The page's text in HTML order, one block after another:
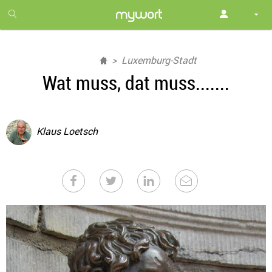
month
free
Luxemburg-Stadt
Wat muss, dat muss.......
Klaus Loetsch